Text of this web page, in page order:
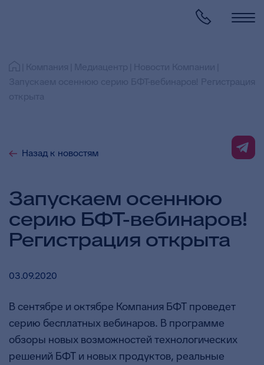
Назад к новостям
Запускаем осеннюю
серию БФТ-вебинаров!
Регистрация открыта
03.09.2020
В сентябре и октябре Компания БФТ проведет
серию бесплатных вебинаров. В программе
обзоры новых возможностей технологических
решений БФТ и новых продуктов, реальные